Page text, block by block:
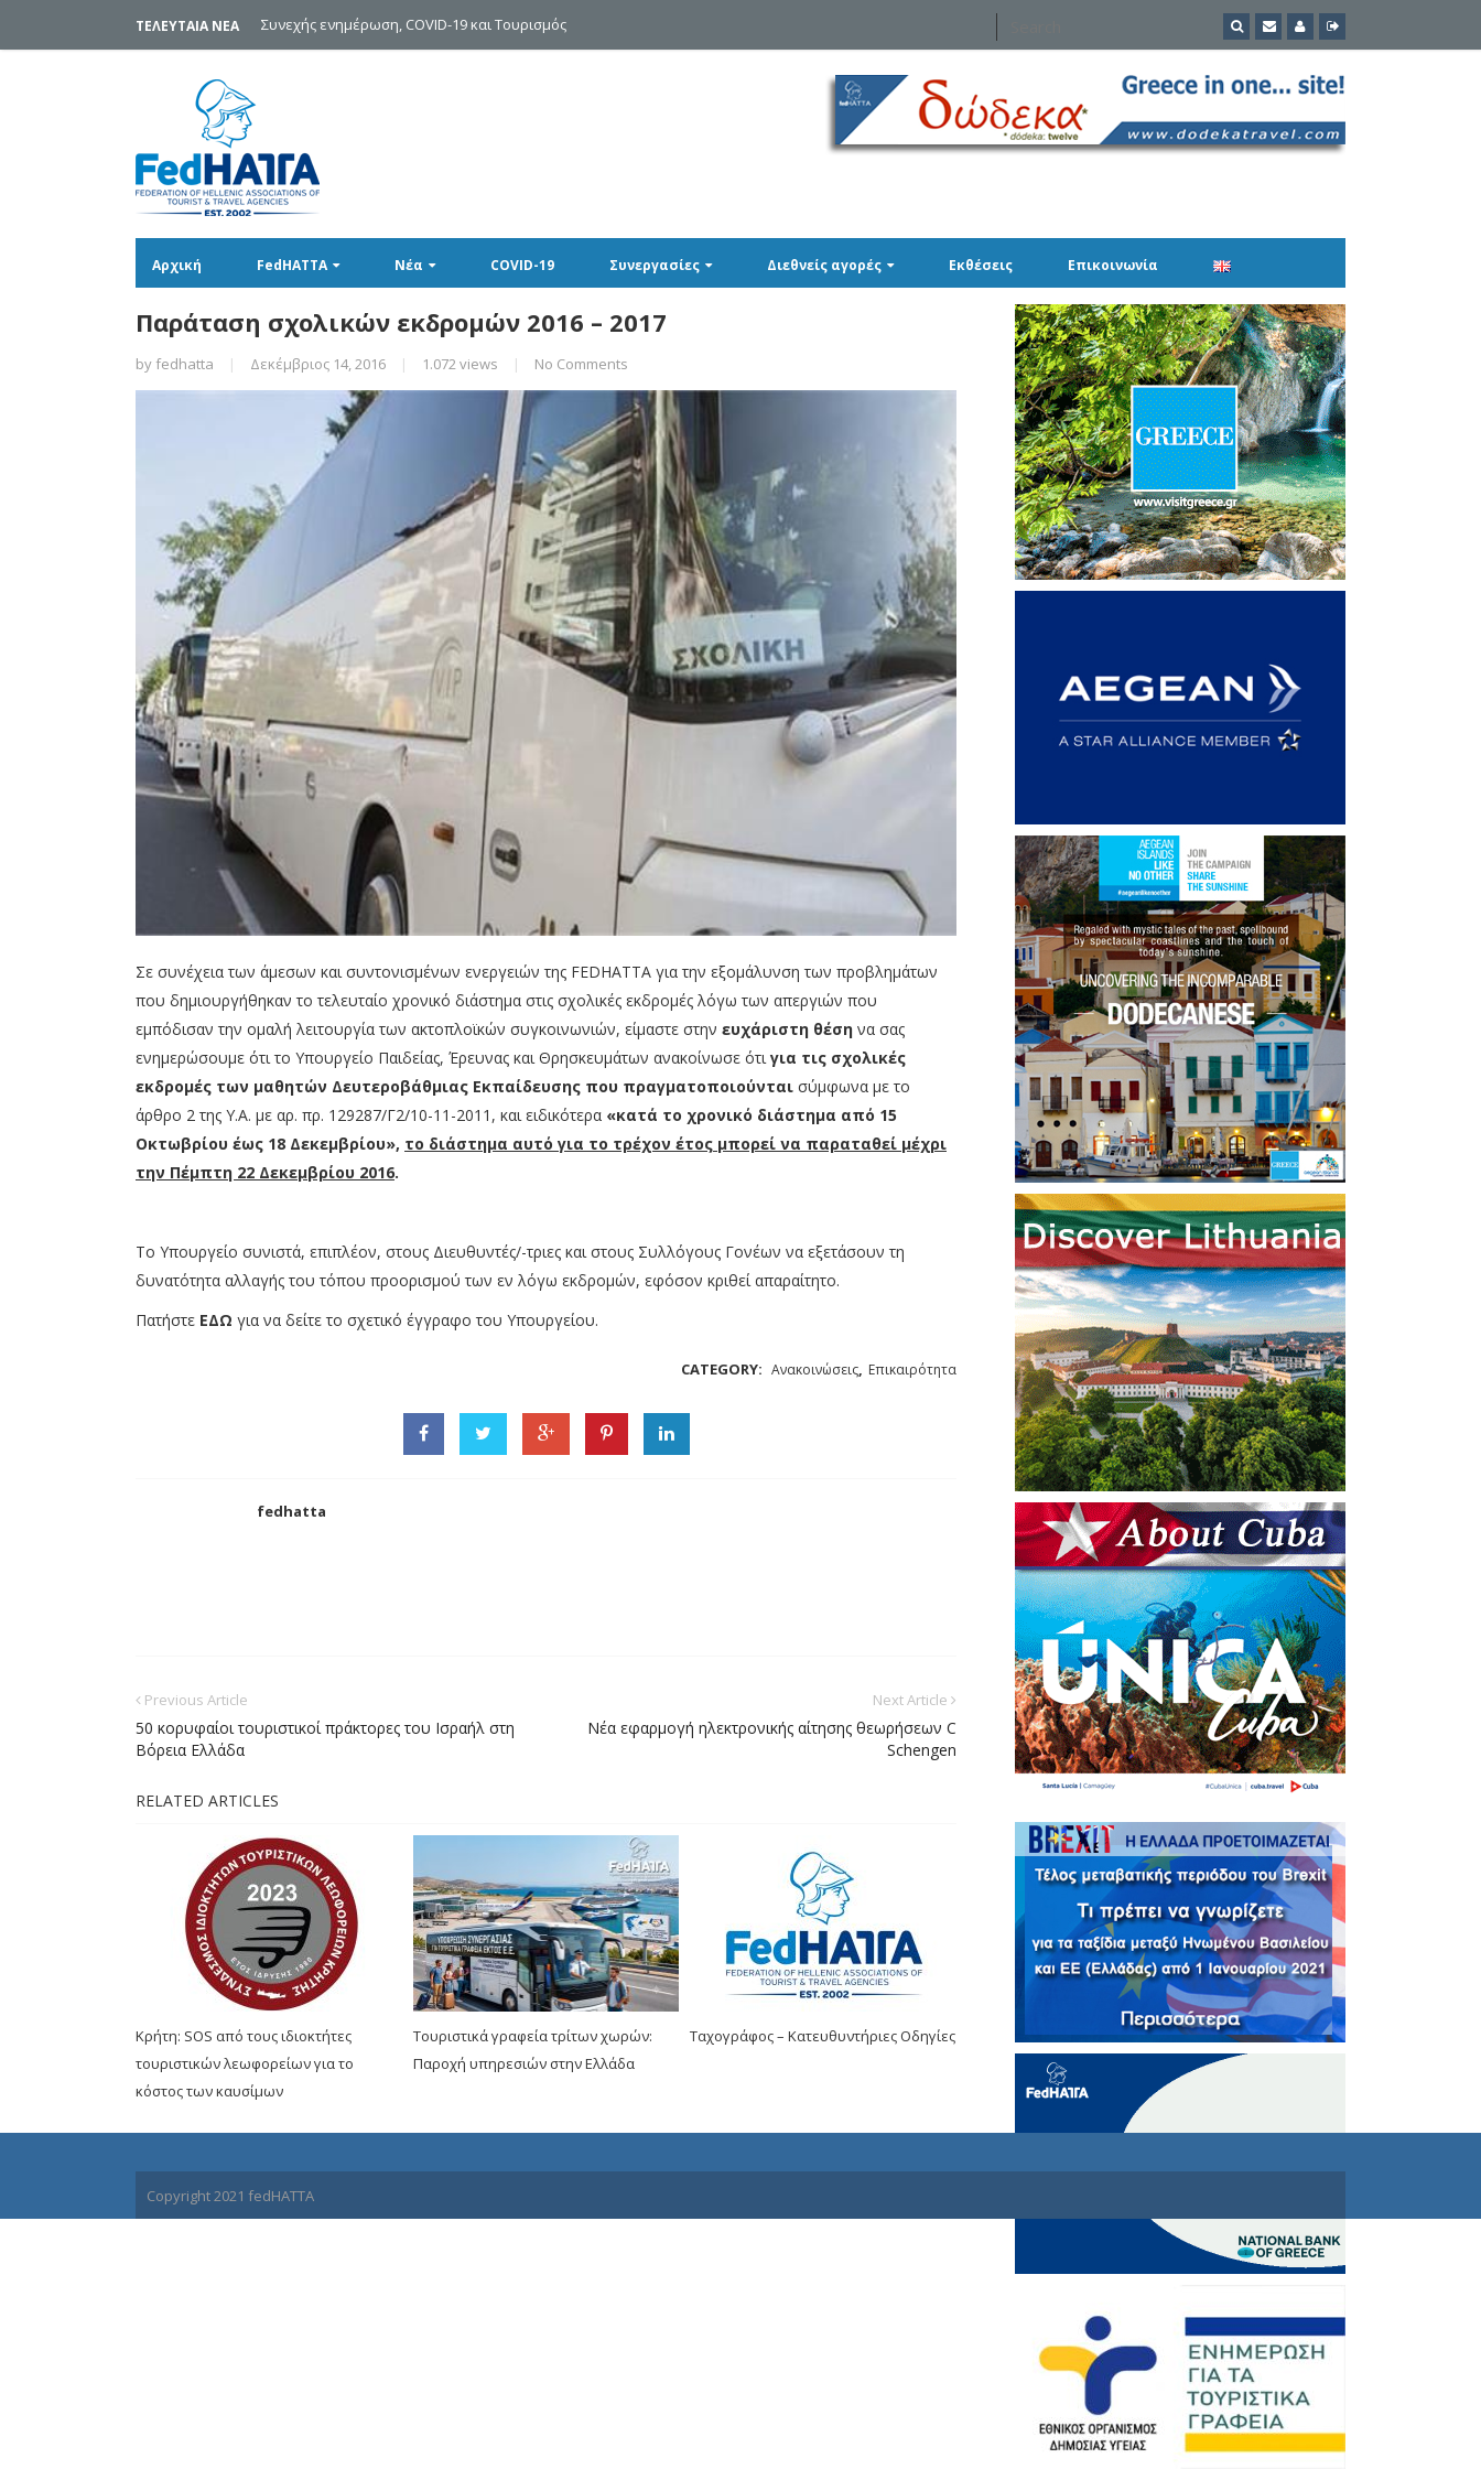
ΤΕΛΕΥΤΑΙΑ ΝΕΑ Συνεχής ενημέρωση, COVID-19 και Τουρισμός
Αρχική FedHATTA Νέα COVID-19 Συνεργασίες Διεθνείς αγορές Εκθέσεις Επικοινωνία
Παράταση σχολικών εκδρομών 2016 – 2017
by fedhatta | Δεκέμβριος 14, 2016 | 1.072 views | No Comments
Σε συνέχεια των άμεσων και συντονισμένων ενεργειών της FEDHATTA για την εξομάλυνση των προβλημάτων
που δημιουργήθηκαν το τελευταίο χρονικό διάστημα στις σχολικές εκδρομές λόγω των απεργιών που
εμπόδισαν την ομαλή λειτουργία των ακτοπλοϊκών συγκοινωνιών, είμαστε στην ευχάριστη θέση να σας
ενημερώσουμε ότι το Υπουργείο Παιδείας, Έρευνας και Θρησκευμάτων ανακοίνωσε ότιγια τις σχολικές
εκδρομές των μαθητών Δευτεροβάθμιας Εκπαίδευσης που πραγματοποιούνται σύμφωνα με το
άρθρο 2 της Υ.Α. με αρ. πρ. 129287/Γ2/10-11-2011, και ειδικότερα «κατά το χρονικό διάστημα από 15
Οκτωβρίου έως 18 Δεκεμβρίου», το διάστημα αυτό για το τρέχον έτος μπορεί να παραταθεί μέχρι
την Πέμπτη 22 Δεκεμβρίου 2016.
Το Υπουργείο συνιστά, επιπλέον, στους Διευθυντές/-τριες και στους Συλλόγους Γονέων να εξετάσουν τη
δυνατότητα αλλαγής του τόπου προορισμού των εν λόγω εκδρομών, εφόσον κριθεί απαραίτητο.
Πατήστε ΕΔΩ για να δείτε το σχετικό έγγραφο του Υπουργείου.
CATEGORY: Ανακοινώσεις, Επικαιρότητα
fedhatta
Previous Article
50 κορυφαίοι τουριστικοί πράκτορες του Ισραήλ στη
Βόρεια Ελλάδα
Next Article
Νέα εφαρμογή ηλεκτρονικής αίτησης θεωρήσεων C
Schengen
RELATED ARTICLES
Κρήτη: SOS από τους ιδιοκτήτες
τουριστικών λεωφορείων για το
κόστος των καυσίμων
Τουριστικά γραφεία τρίτων χωρών:
Παροχή υπηρεσιών στην Ελλάδα
Ταχογράφος – Κατευθυντήριες Οδηγίες
Copyright 2021 fedHATTA